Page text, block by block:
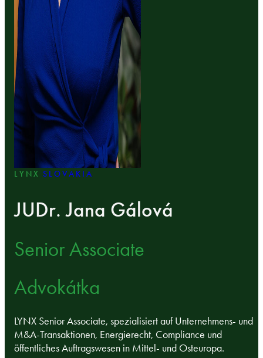
LYNXSLOVAKIA
JUDr. Jana Gálová
Senior Associate
Advokátka
LYNX Senior Associate, spezialisiert auf Unternehmens- und
M&A-Transaktionen, Energierecht, Compliance und
öffentliches Auftragswesen in Mittel- und Osteuropa.